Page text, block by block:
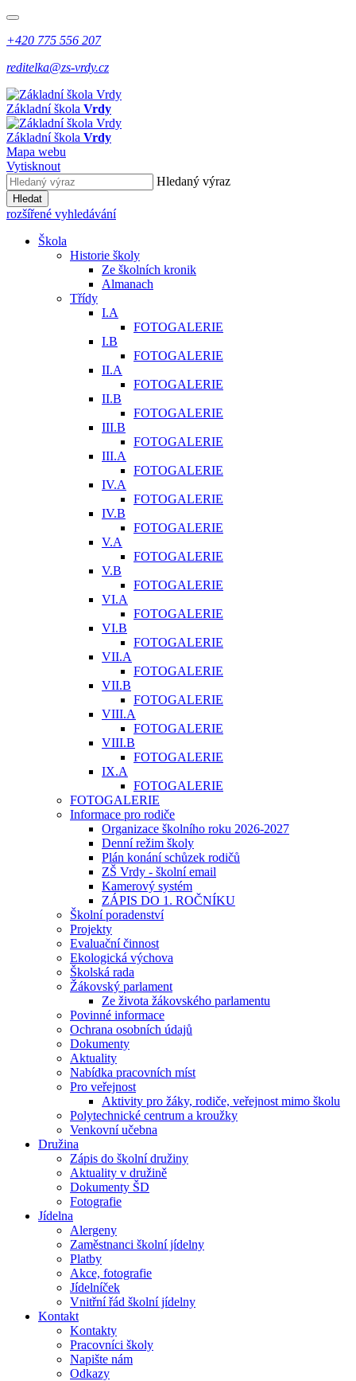
+420 775 556 207
reditelka@zs-vrdy.cz
Základní škola Vrdy
Základní škola Vrdy
Mapa webu
Vytisknout
Hledaný výraz
Hledat
rozšířené vyhledávání
Škola
Historie školy
Ze školních kronik
Almanach
Třídy
I.A
FOTOGALERIE
I.B
FOTOGALERIE
II.A
FOTOGALERIE
II.B
FOTOGALERIE
III.B
FOTOGALERIE
III.A
FOTOGALERIE
IV.A
FOTOGALERIE
IV.B
FOTOGALERIE
V.A
FOTOGALERIE
V.B
FOTOGALERIE
VI.A
FOTOGALERIE
VI.B
FOTOGALERIE
VII.A
FOTOGALERIE
VII.B
FOTOGALERIE
VIII.A
FOTOGALERIE
VIII.B
FOTOGALERIE
IX.A
FOTOGALERIE
FOTOGALERIE
Informace pro rodiče
Organizace školního roku 2026-2027
Denní režim školy
Plán konání schůzek rodičů
ZŠ Vrdy - školní email
Kamerový systém
ZÁPIS DO 1. ROČNÍKU
Školní poradenství
Projekty
Evaluační činnost
Ekologická výchova
Školská rada
Žákovský parlament
Ze života žákovského parlamentu
Povinné informace
Ochrana osobních údajů
Dokumenty
Aktuality
Nabídka pracovních míst
Pro veřejnost
Aktivity pro žáky, rodiče, veřejnost mimo školu
Polytechnické centrum a kroužky
Venkovní učebna
Družina
Zápis do školní družiny
Aktuality v družině
Dokumenty ŠD
Fotografie
Jídelna
Alergeny
Zaměstnanci školní jídelny
Platby
Akce, fotografie
Jídelníček
Vnitřní řád školní jídelny
Kontakt
Kontakty
Pracovníci školy
Napište nám
Odkazy